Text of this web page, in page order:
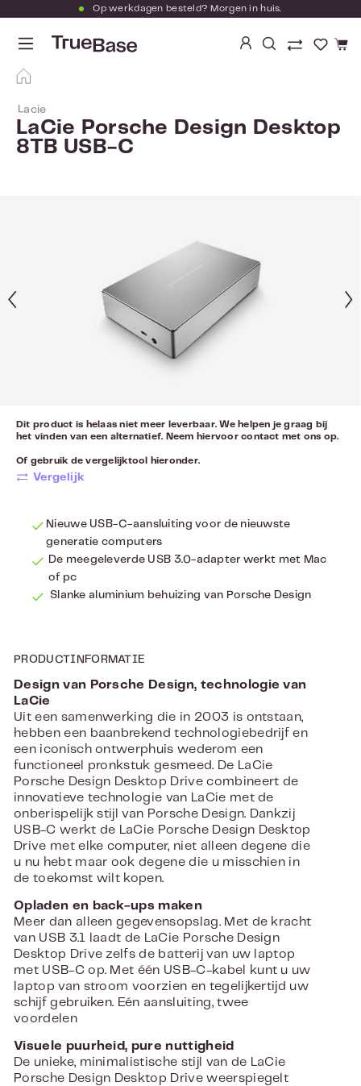
Ga naar de hoofdinhoud
Op werkdagen besteld? Morgen in huis.
Je
Lacie
LaCie Porsche Design Desktop
8TB USB-C
Dit product is helaas niet meer leverbaar. We helpen je graag bij
het vinden van een alternatief. Neem hiervoorcontact met ons op.
Of gebruik de vergelijktool hieronder.
Vergelijk
Nieuwe USB-C-aansluiting voor de nieuwste
generatie computers
De meegeleverde USB 3.0-adapter werkt met Mac
of pc
Slanke aluminium behuizing van Porsche Design
PRODUCTINFORMATIE
Design van Porsche Design, technologie van
LaCie
Uit een samenwerking die in 2003 is ontstaan,
hebben een baanbrekend technologiebedrijf en
een iconisch ontwerphuis wederom een
functioneel pronkstuk gesmeed. De LaCie
Porsche Design Desktop Drive combineert de
innovatieve technologie van LaCie met de
onberispelijk stijl van Porsche Design. Dankzij
USB-C werkt de LaCie Porsche Design Desktop
Drive met elke computer, niet alleen degene die
u nu hebt maar ook degene die u misschien in
de toekomst wilt kopen.
Opladen en back-ups maken
Meer dan alleen gegevensopslag. Met de kracht
van USB 3.1 laadt de LaCie Porsche Design
Desktop Drive zelfs de batterij van uw laptop
met USB-C op. Met één USB-C-kabel kunt u uw
laptop van stroom voorzien en tegelijkertijd uw
schijf gebruiken. Eén aansluiting, twee
voordelen
Visuele puurheid, pure nuttigheid
De unieke, minimalistische stijl van de LaCie
Porsche Design Desktop Drive weerspiegelt